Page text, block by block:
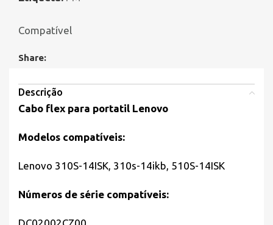
Compatível
Share:
Descrição
Cabo flex para portatil Lenovo
Modelos compatíveis:
Lenovo 310S-14ISK, 310s-14ikb, 510S-14ISK
Números de série compatíveis: